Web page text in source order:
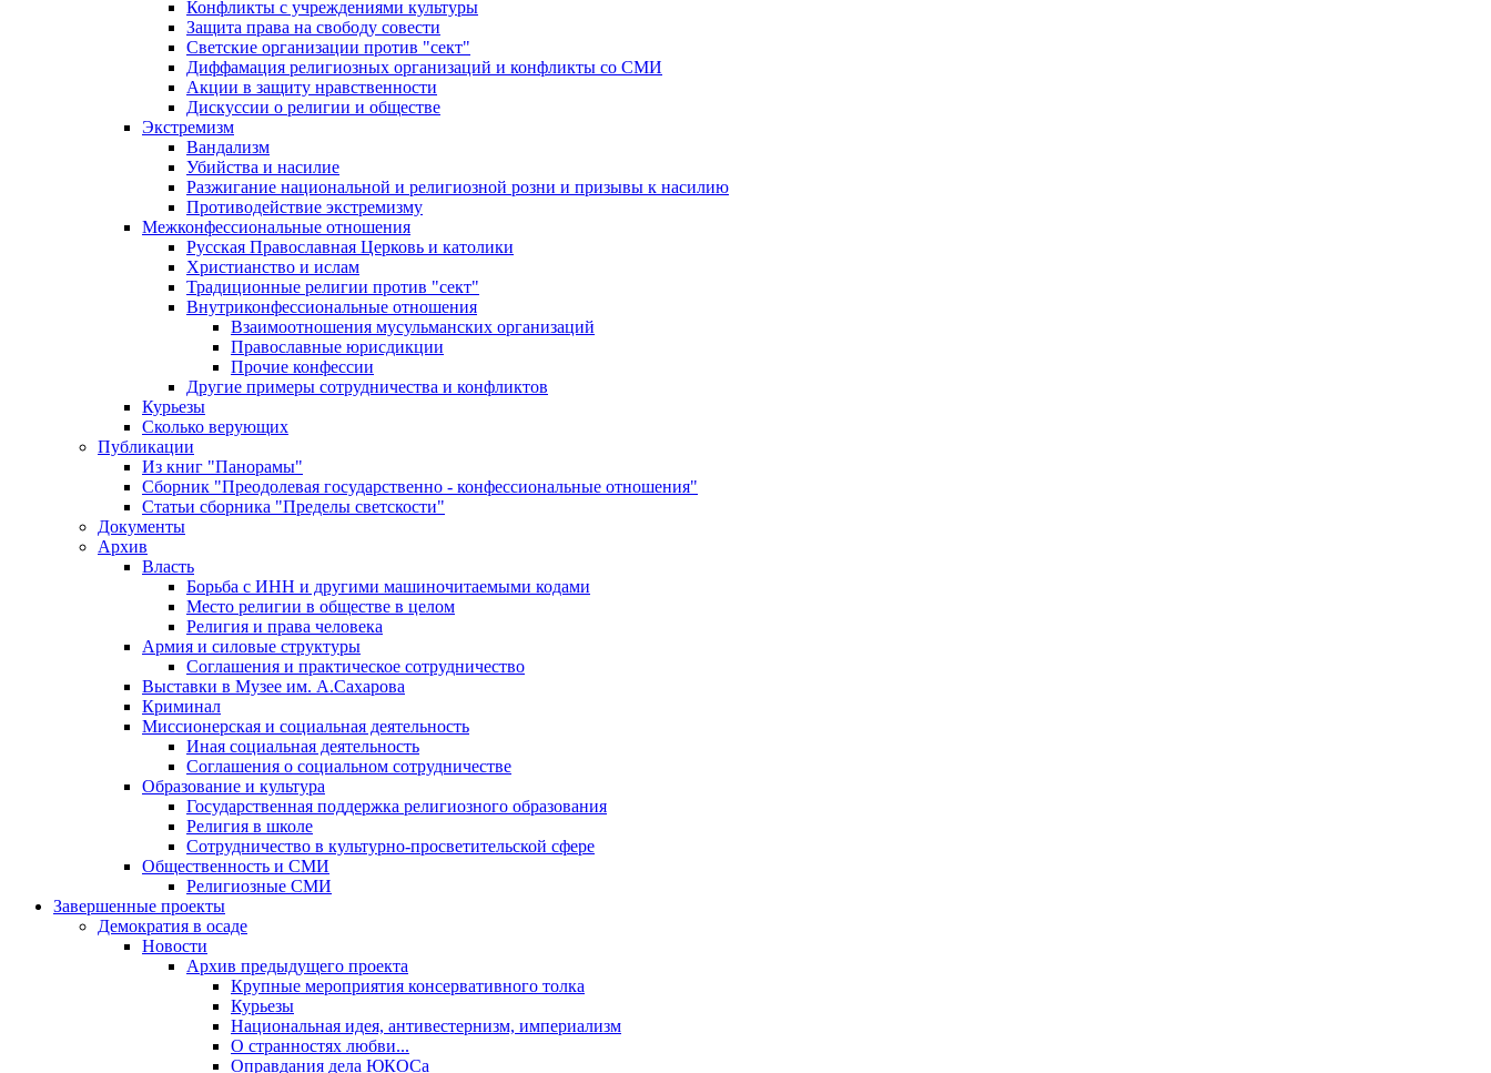
Конфликты с учреждениями культуры
Защита права на свободу совести
Светские организации против "сект"
Диффамация религиозных организаций и конфликты со СМИ
Акции в защиту нравственности
Дискуссии о религии и обществе
Экстремизм
Вандализм
Убийства и насилие
Разжигание национальной и религиозной розни и призывы к насилию
Противодействие экстремизму
Межконфессиональные отношения
Русская Православная Церковь и католики
Христианство и ислам
Традиционные религии против "сект"
Внутриконфессиональные отношения
Взаимоотношения мусульманских организаций
Православные юрисдикции
Прочие конфессии
Другие примеры сотрудничества и конфликтов
Курьезы
Сколько верующих
Публикации
Из книг "Панорамы"
Сборник "Преодолевая государственно - конфессиональные отношения"
Статьи сборника "Пределы светскости"
Документы
Архив
Власть
Борьба с ИНН и другими машиночитаемыми кодами
Место религии в обществе в целом
Религия и права человека
Армия и силовые структуры
Соглашения и практическое сотрудничество
Выставки в Музее им. А.Сахарова
Криминал
Миссионерская и социальная деятельность
Иная социальная деятельность
Соглашения о социальном сотрудничестве
Образование и культура
Государственная поддержка религиозного образования
Религия в школе
Сотрудничество в культурно-просветительской сфере
Общественность и СМИ
Религиозные СМИ
Завершенные проекты
Демократия в осаде
Новости
Архив предыдущего проекта
Крупные мероприятия консервативного толка
Курьезы
Национальная идея, антивестернизм, империализм
О странностях любви...
Оправдания дела ЮКОСа